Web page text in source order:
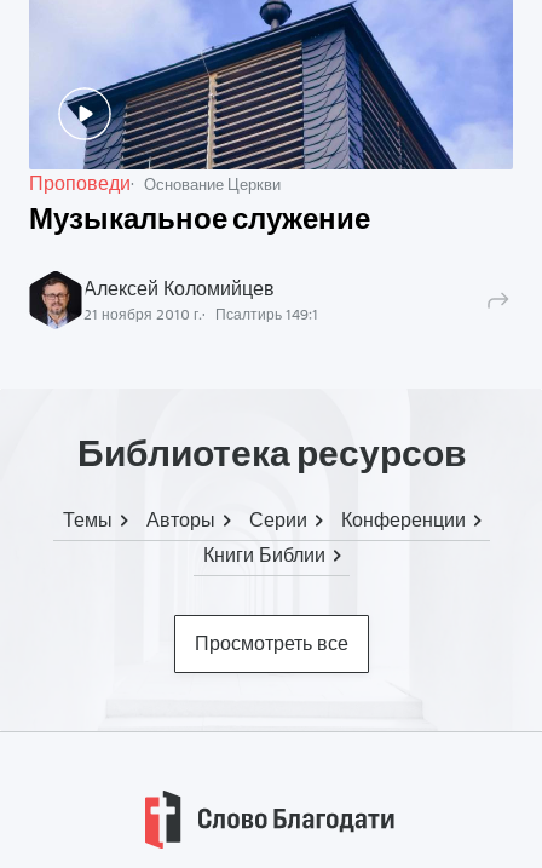
Проповеди Основание Церкви
Музыкальное служение
Алексей Коломийцев
21 ноября 2010 г. Псалтирь 149:1
Библиотека ресурсов
Темы Авторы Серии
Конференции
Книги Библии
Просмотреть все